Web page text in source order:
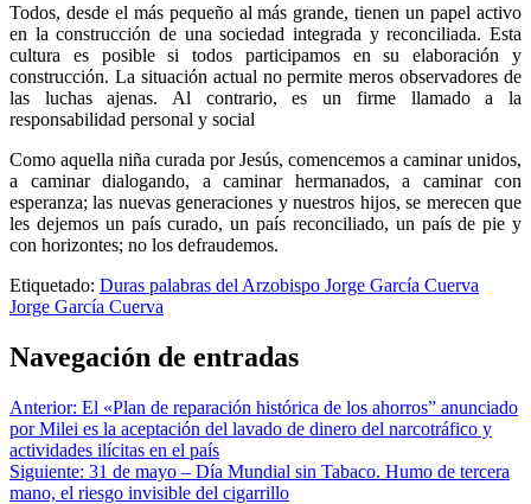
Todos, desde el más pequeño al más grande, tienen un papel activo
en la construcción de una sociedad integrada y reconciliada. Esta
cultura es posible si todos participamos en su elaboración y
construcción. La situación actual no permite meros observadores de
las luchas ajenas. Al contrario, es un firme llamado a la
responsabilidad personal y social
Como aquella niña curada por Jesús, comencemos a caminar unidos,
a caminar dialogando, a caminar hermanados, a caminar con
esperanza; las nuevas generaciones y nuestros hijos, se merecen que
les dejemos un país curado, un país reconciliado, un país de pie y
con horizontes; no los defraudemos.
Etiquetado: Duras palabras del Arzobispo Jorge García Cuerva
Jorge García Cuerva
Navegación de entradas
Anterior: El «Plan de reparación histórica de los ahorros” anunciado
por Milei es la aceptación del lavado de dinero del narcotráfico y
actividades ilícitas en el país
Siguiente: 31 de mayo – Día Mundial sin Tabaco. Humo de tercera
mano, el riesgo invisible del cigarrillo